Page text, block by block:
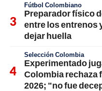
Fútbol Colombiano
Preparador físico
entre los entrenos
dejar huella
Selección Colombia
Experimentado
Colombia rechaza
2026; "no fue